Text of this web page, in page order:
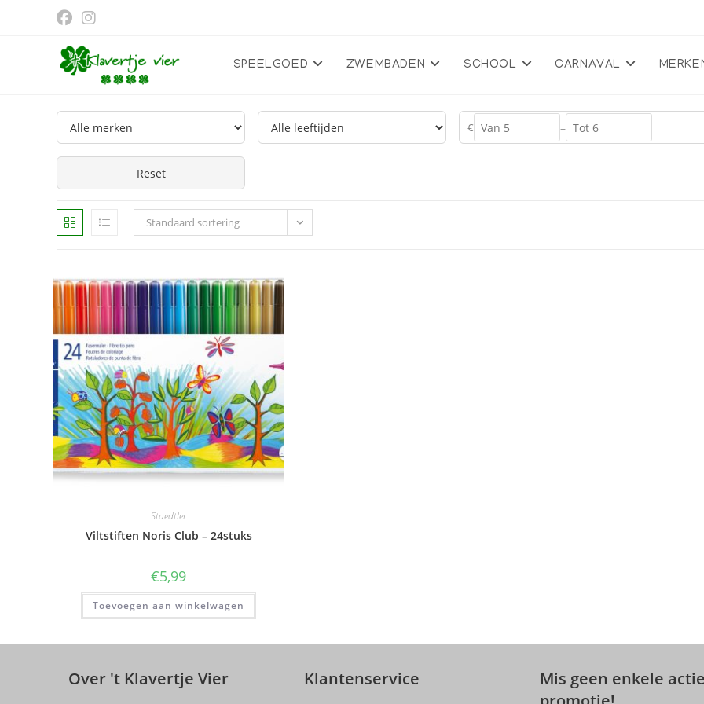
SPEELGOED ZWEMBADEN SCHOOL CARNAVAL
€ –
Reset
Standaard sortering
Staedtler
Viltstiften Noris Club – 24stuks
€5,99
Toevoegen aan winkelwagen
Over 't Klavertje Vier Klantenservice
Mis geen enkele